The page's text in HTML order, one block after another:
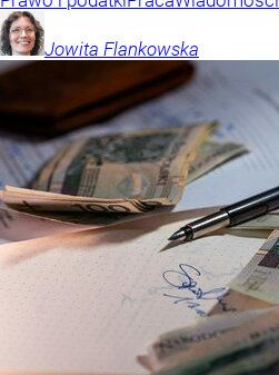
Jowita Flankowska